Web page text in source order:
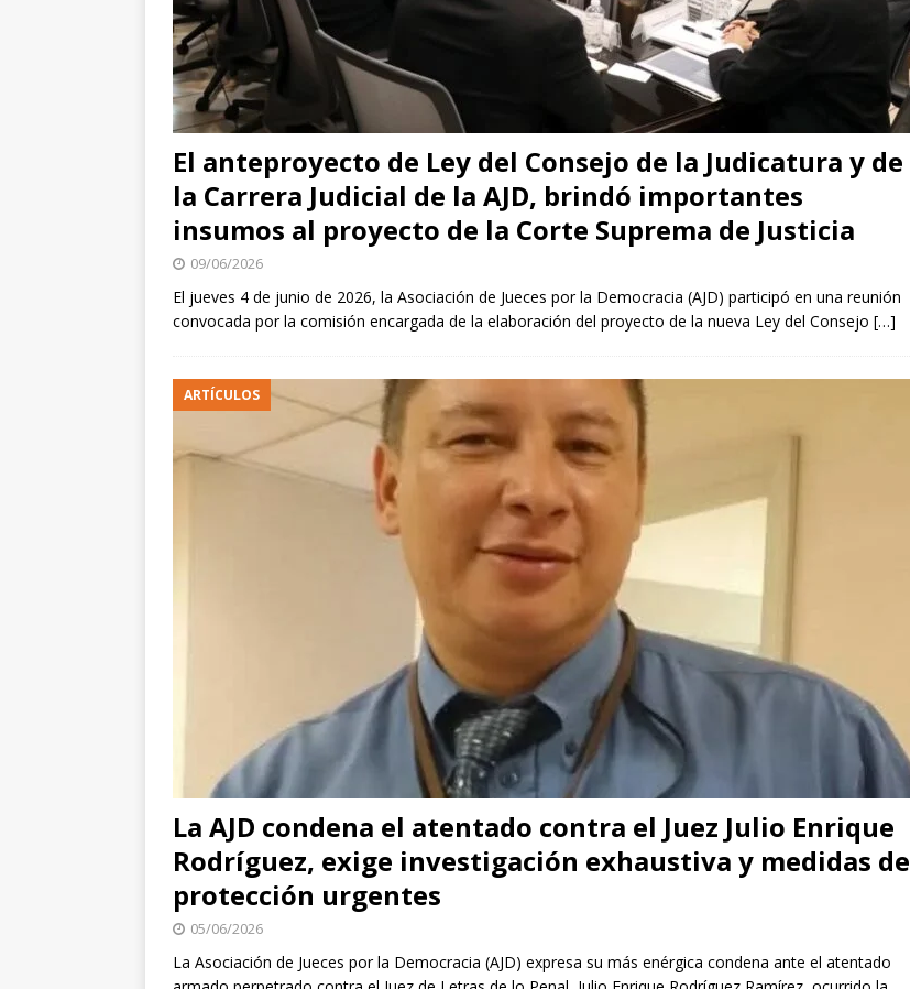
El anteproyecto de Ley del Consejo de la Judicatura y de
la Carrera Judicial de la AJD, brindó importantes
insumos al proyecto de la Corte Suprema de Justicia
09/06/2026
El jueves 4 de junio de 2026, la Asociación de Jueces por la Democracia (AJD) participó en una reunión
convocada por la comisión encargada de la elaboración del proyecto de la nueva Ley del Consejo […]
ARTÍCULOS
La AJD condena el atentado contra el Juez Julio Enrique
Rodríguez, exige investigación exhaustiva y medidas de
protección urgentes
05/06/2026
La Asociación de Jueces por la Democracia (AJD) expresa su más enérgica condena ante el atentado